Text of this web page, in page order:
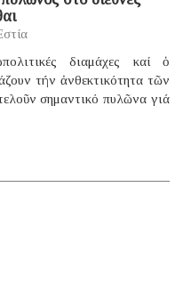
διαμάχες καί ὁ
τήν ἀνθεκτικότητα τῶν
σημαντικό πυλῶνα γιά